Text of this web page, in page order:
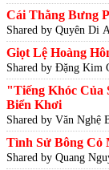
Cái Thằng Bưng
Shared by Quyên Di
Giọt Lệ Hoàng
Shared by Đặng Kim
"Tiếng Khóc Của
Biển Khơi
Shared by Văn Nghệ
Tình Sử Bông Cỏ
Shared by Quang